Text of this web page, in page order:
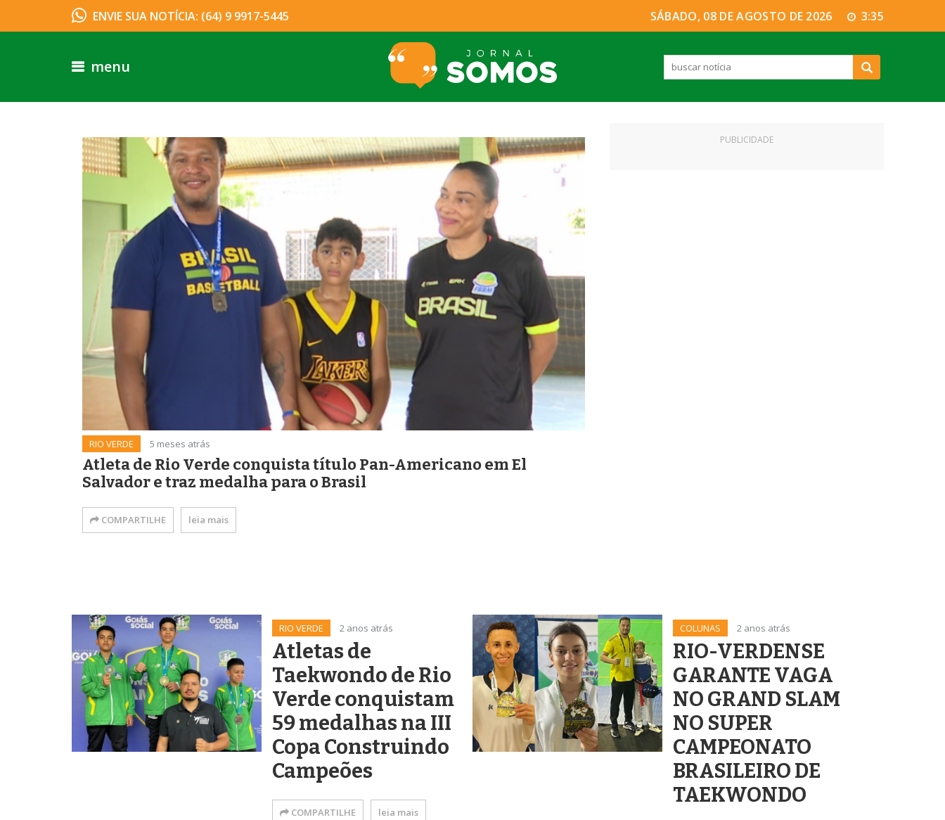
ENVIE SUA NOTÍCIA: (64) 9 9917-5445 SÁBADO, 08 DE AGOSTO DE 2026 3:35
menu
RIO VERDE 5 meses atrás
Atleta de Rio Verde conquista título Pan-Americano em El
Salvador e traz medalha para o Brasil
COMPARTILHE leia mais
PUBLICIDADE
RIO VERDE 2 anos atrás
Atletas de
Taekwondo de Rio
Verde conquistam
59 medalhas na III
Copa Construindo
Campeões
COMPARTILHE leia mais
COLUNAS 2 anos atrás
RIO-VERDENSE
GARANTE VAGA
NO GRAND SLAM
NO SUPER
CAMPEONATO
BRASILEIRO DE
TAEKWONDO